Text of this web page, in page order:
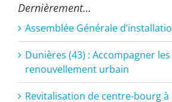
Dernièrement…
Assemblée Générale
Dunières (43) : Accompagner
renouvellement urbain
Revitalisation de centre-bourg à